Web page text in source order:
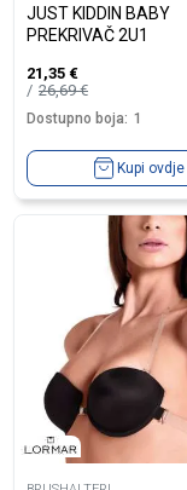
JUST KIDDIN BABY
PREKRIVAČ 2U1
21,35 €
26,69€
Dostupno boja: 1
Kupi ovdje